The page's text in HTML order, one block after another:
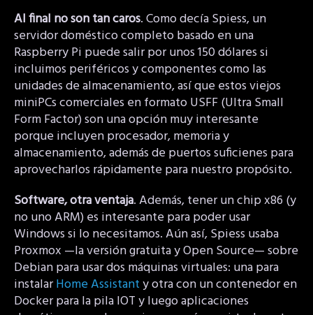
Al final no son tan caros. Como decía Spiess, un
servidor doméstico completo basado en una
Raspberry Pi puede salir por unos 150 dólares si
incluimos periféricos y componentes como las
unidades de almacenamiento, así que estos viejos
miniPCs comerciales en formato USFF (Ultra Small
Form Factor) son una opción muy interesante
porque incluyen procesador, memoria y
almacenamiento, además de puertos suficienes para
aprovecharlos rápidamente para nuestro propósito.
Software, otra ventaja. Además, tener un chip x86 (y
no uno ARM) es interesante para poder usar
Windows si lo necesitamos. Aún así, Spiess usaba
Proxmox —la versión gratuita y Open Source— sobre
Debian para usar dos máquinas virtuales: una para
instalarHome Assistanty otra con un contenedor en
Docker para la pila IOT y luego aplicaciones